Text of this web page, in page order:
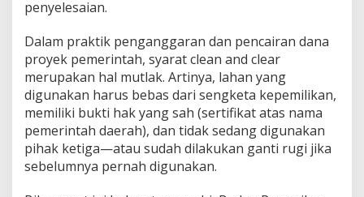
H
i
n
d
a
r
i
K
a
d
penyelesaian.
Dalam praktik penganggaran dan pencairan dana
proyek pemerintah, syarat clean and clear
merupakan hal mutlak. Artinya, lahan yang
digunakan harus bebas dari sengketa kepemilikan,
memiliki bukti hak yang sah (sertifikat atas nama
pemerintah daerah), dan tidak sedang digunakan
pihak ketiga—atau sudah dilakukan ganti rugi jika
sebelumnya pernah digunakan.